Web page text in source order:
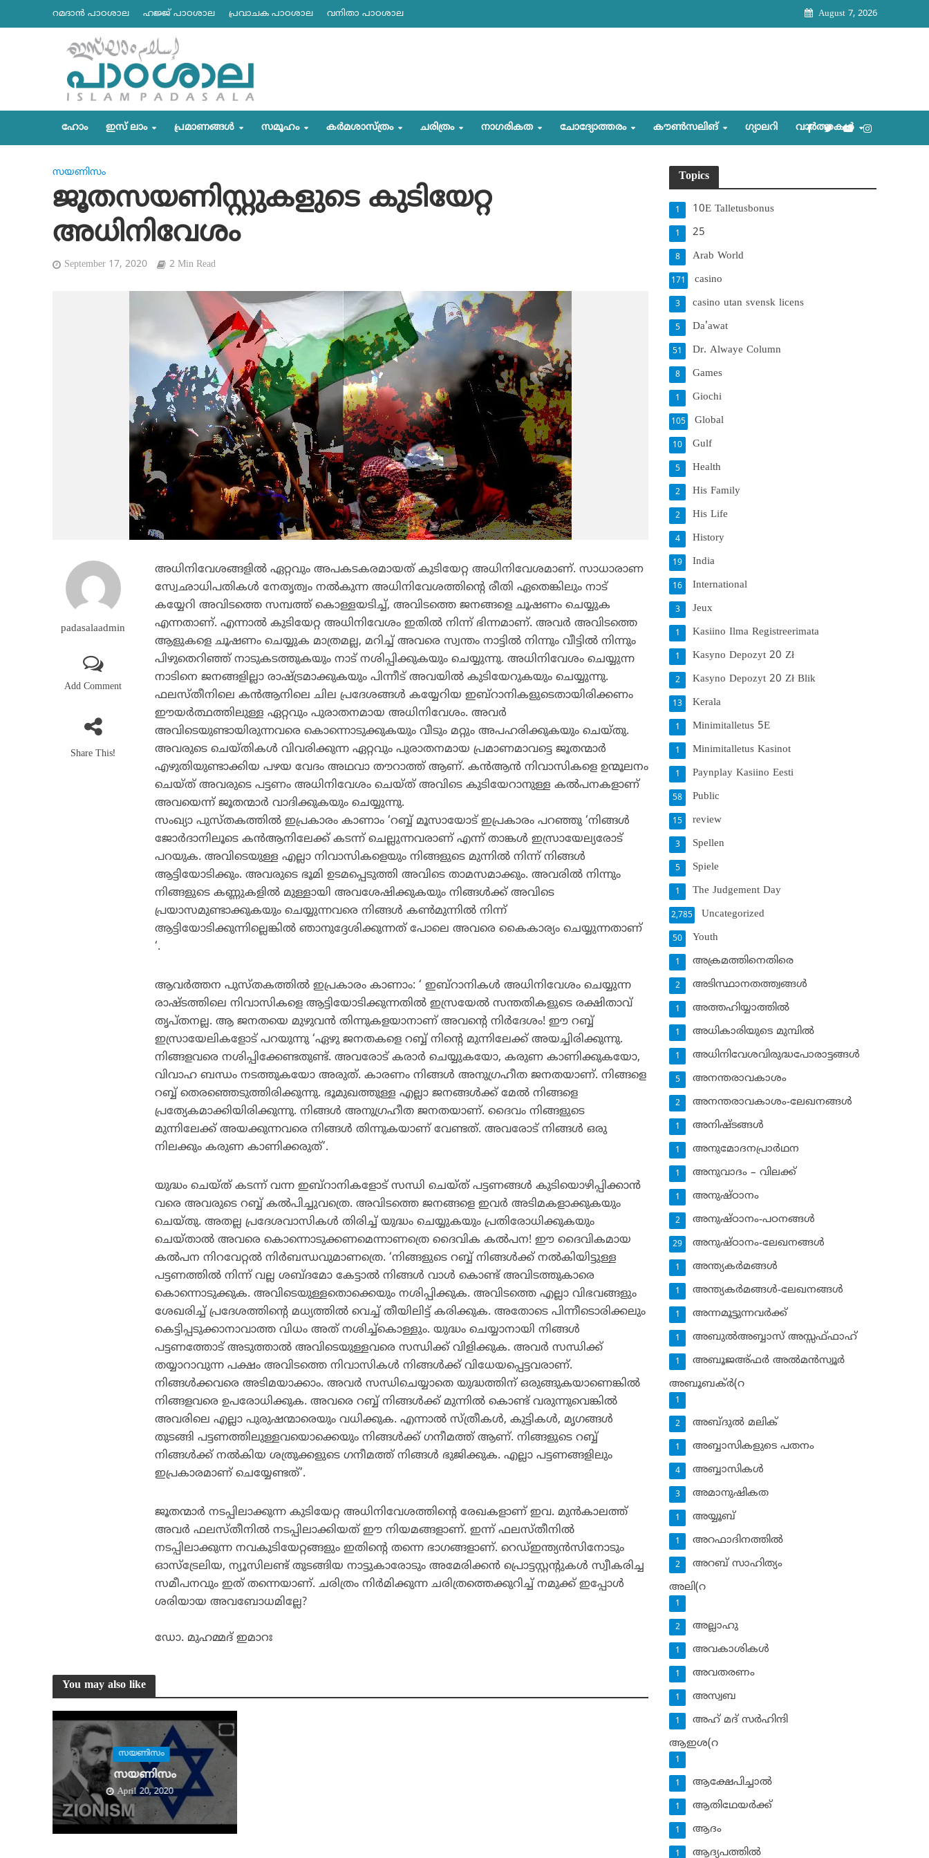
റമദാന്‍ പാഠശാല ഹജ്ജ് പാഠശാല പ്രവാചക പാഠശാല വനിതാ പാഠശാല August 7, 2026
ഹോം ഇസ് ലാം പ്രമാണങ്ങള്‍ സമൂഹം കര്‍മശാസ്ത്രം ചരിത്രം നാഗരികത ചോദ്യോത്തരം കൗണ്‍സലിങ്‌ ഗ്യാലറി വാര്‍ത്തകള്‍
സയണിസം
ജൂതസയണിസ്റ്റുകളുടെ കുടിയേറ്റ
അധിനിവേശം
September 17, 2020 2 Min Read
padasalaadmin
Add Comment
Share This!
അധിനിവേശങ്ങളില്‍ ഏറ്റവും അപകടകരമായത് കുടിയേറ്റ അധിനിവേശമാണ്. സാധാരാണ
സ്വേഛാധിപതികള്‍ നേതൃത്വം നല്‍കുന്ന അധിനിവേശത്തിന്റെ രീതി ഏതെങ്കിലും നാട്
കയ്യേറി അവിടത്തെ സമ്പത്ത് കൊള്ളയടിച്ച്, അവിടത്തെ ജനങ്ങളെ ചൂഷണം ചെയ്യുക
എന്നതാണ്. എന്നാല്‍ കുടിയേറ്റ അധിനിവേശം ഇതില്‍ നിന്ന് ഭിന്നമാണ്. അവര്‍ അവിടത്തെ
ആളുകളെ ചൂഷണം ചെയ്യുക മാത്രമല്ല, മറിച്ച് അവരെ സ്വന്തം നാട്ടില്‍ നിന്നും വീട്ടില്‍ നിന്നും
പിഴുതെറിഞ്ഞ് നാടുകടത്തുകയും നാട് നശിപ്പിക്കുകയും ചെയ്യുന്നു. അധിനിവേശം ചെയ്യുന്ന
നാടിനെ ജനങ്ങളില്ലാ രാഷ്ട്രമാക്കുകയും പിന്നീട് അവയില്‍ കുടിയേറുകയും ചെയ്യുന്നു.
ഫലസ്തീനിലെ കന്‍ആനിലെ ചില പ്രദേശങ്ങള്‍ കയ്യേറിയ ഇബ്‌റാനികളുടെതായിരിക്കണം
ഈയര്‍ത്ഥത്തിലുള്ള ഏറ്റവും പുരാതനമായ അധിനിവേശം. അവര്‍
അവിടെയുണ്ടായിരുന്നവരെ കൊന്നൊടുക്കുകയും വീടും മറ്റും അപഹരിക്കുകയും ചെയ്തു.
അവരുടെ ചെയ്തികള്‍ വിവരിക്കുന്ന ഏറ്റവും പുരാതനമായ പ്രമാണമാവട്ടെ ജൂതന്മാര്‍
എഴുതിയുണ്ടാക്കിയ പഴയ വേദം അഥവാ തൗറാത്ത് ആണ്. കന്‍ആന്‍ നിവാസികളെ ഉന്മൂലനം
ചെയ്ത് അവരുടെ പട്ടണം അധിനിവേശം ചെയ്ത് അവിടെ കുടിയേറാനുള്ള കല്‍പനകളാണ്
അവയെന്ന് ജൂതന്മാര്‍ വാദിക്കുകയും ചെയ്യുന്നു.
സംഖ്യാ പുസ്തകത്തില്‍ ഇപ്രകാരം കാണാം ‘റബ്ബ് മൂസായോട് ഇപ്രകാരം പറഞ്ഞു ‘നിങ്ങള്‍
ജോര്‍ദാനിലൂടെ കന്‍ആനിലേക്ക് കടന്ന് ചെല്ലുന്നവരാണ് എന്ന് താങ്കള്‍ ഇസ്രായേല്യരോട്
പറയുക. അവിടെയുള്ള എല്ലാ നിവാസികളെയും നിങ്ങളുടെ മുന്നില്‍ നിന്ന് നിങ്ങള്‍
ആട്ടിയോടിക്കും. അവരുടെ ഭൂമി ഉടമപ്പെടുത്തി അവിടെ താമസമാക്കും. അവരില്‍ നിന്നും
നിങ്ങളുടെ കണ്ണുകളില്‍ മുള്ളായി അവശേഷിക്കുകയും നിങ്ങള്‍ക്ക് അവിടെ
പ്രയാസമുണ്ടാക്കുകയും ചെയ്യുന്നവരെ നിങ്ങള്‍ കണ്‍മുന്നില്‍ നിന്ന്
ആട്ടിയോടിക്കുന്നില്ലെങ്കില്‍ ഞാനുദ്ദേശിക്കുന്നത് പോലെ അവരെ കൈകാര്യം ചെയ്യുന്നതാണ്
‘.
ആവര്‍ത്തന പുസ്തകത്തില്‍ ഇപ്രകാരം കാണാം: ‘ ഇബ്‌റാനികള്‍ അധിനിവേശം ചെയ്യുന്ന
രാഷ്ടത്തിലെ നിവാസികളെ ആട്ടിയോടിക്കുന്നതില്‍ ഇസ്രയേല്‍ സന്തതികളുടെ രക്ഷിതാവ്
തൃപ്തനല്ല. ആ ജനതയെ മുഴുവന്‍ തിന്നുകളയാനാണ് അവന്റെ നിര്‍ദേശം! ഈ റബ്ബ്
ഇസ്രായേലികളോട് പറയുന്നു ‘ഏഴു ജനതകളെ റബ്ബ് നിന്റെ മുന്നിലേക്ക് അയച്ചിരിക്കുന്നു.
നിങ്ങളവരെ നശിപ്പിക്കേണ്ടതുണ്ട്. അവരോട് കരാര്‍ ചെയ്യുകയോ, കരുണ കാണിക്കുകയോ,
വിവാഹ ബന്ധം നടത്തുകയോ അരുത്. കാരണം നിങ്ങള്‍ അനുഗ്രഹീത ജനതയാണ്. നിങ്ങളെ
റബ്ബ് തെരഞ്ഞെടുത്തിരിക്കുന്നു. ഭൂമുഖത്തുള്ള എല്ലാ ജനങ്ങള്‍ക്ക് മേല്‍ നിങ്ങളെ
പ്രത്യേകമാക്കിയിരിക്കുന്നു. നിങ്ങള്‍ അനുഗ്രഹീത ജനതയാണ്. ദൈവം നിങ്ങളുടെ
മുന്നിലേക്ക് അയക്കുന്നവരെ നിങ്ങള്‍ തിന്നുകയാണ് വേണ്ടത്. അവരോട് നിങ്ങള്‍ ഒരു
നിലക്കും കരുണ കാണിക്കരുത്’.
യുദ്ധം ചെയ്ത് കടന്ന് വന്ന ഇബ്‌റാനികളോട് സന്ധി ചെയ്ത് പട്ടണങ്ങള്‍ കുടിയൊഴിപ്പിക്കാന്‍
വരെ അവരുടെ റബ്ബ് കല്‍പിച്ചുവത്രെ. അവിടത്തെ ജനങ്ങളെ ഇവര്‍ അടിമകളാക്കുകയും
ചെയ്തു. അതല്ല പ്രദേശവാസികള്‍ തിരിച്ച് യുദ്ധം ചെയ്യുകയും പ്രതിരോധിക്കുകയും
ചെയ്താല്‍ അവരെ കൊന്നൊടുക്കണമെന്നാണത്രെ ദൈവിക കല്‍പന! ഈ ദൈവികമായ
കല്‍പന നിറവേറ്റല്‍ നിര്‍ബന്ധവുമാണത്രെ. ‘നിങ്ങളുടെ റബ്ബ് നിങ്ങള്‍ക്ക് നല്‍കിയിട്ടുള്ള
പട്ടണത്തില്‍ നിന്ന് വല്ല ശബ്ദമോ കേട്ടാല്‍ നിങ്ങള്‍ വാള്‍ കൊണ്ട് അവിടത്തുകാരെ
കൊന്നൊടുക്കുക. അവിടെയുള്ളതൊക്കെയും നശിപ്പിക്കുക. അവിടത്തെ എല്ലാ വിഭവങ്ങളും
ശേഖരിച്ച് പ്രദേശത്തിന്റെ മധ്യത്തില്‍ വെച്ച് തീയിലിട്ട് കരിക്കുക. അതോടെ പിന്നീടൊരിക്കലും
കെട്ടിപ്പടുക്കാനാവാത്ത വിധം അത് നശിച്ച്‌കൊള്ളും. യുദ്ധം ചെയ്യാനായി നിങ്ങള്‍
പട്ടണത്തോട് അടുത്താല്‍ അവിടെയുള്ളവരെ സന്ധിക്ക് വിളിക്കുക. അവര്‍ സന്ധിക്ക്
തയ്യാറാവുന്ന പക്ഷം അവിടത്തെ നിവാസികള്‍ നിങ്ങള്‍ക്ക് വിധേയപ്പെട്ടവരാണ്.
നിങ്ങള്‍ക്കവരെ അടിമയാക്കാം. അവര്‍ സന്ധിചെയ്യാതെ യുദ്ധത്തിന് ഒരുങ്ങുകയാണെങ്കില്‍
നിങ്ങളവരെ ഉപരോധിക്കുക. അവരെ റബ്ബ് നിങ്ങള്‍ക്ക് മുന്നില്‍ കൊണ്ട് വരുന്നുവെങ്കില്‍
അവരിലെ എല്ലാ പുരുഷന്മാരെയും വധിക്കുക. എന്നാല്‍ സ്ത്രീകള്‍, കുട്ടികള്‍, മൃഗങ്ങള്‍
തുടങ്ങി പട്ടണത്തിലുള്ളവയൊക്കെയും നിങ്ങള്‍ക്ക് ഗനീമത്ത് ആണ്. നിങ്ങളുടെ റബ്ബ്
നിങ്ങള്‍ക്ക് നല്‍കിയ ശത്രുക്കളുടെ ഗനീമത്ത് നിങ്ങള്‍ ഭുജിക്കുക. എല്ലാ പട്ടണങ്ങളിലും
ഇപ്രകാരമാണ് ചെയ്യേണ്ടത്’.
ജൂതന്മാര്‍ നടപ്പിലാക്കുന്ന കുടിയേറ്റ അധിനിവേശത്തിന്റെ രേഖകളാണ് ഇവ. മുന്‍കാലത്ത്
അവര്‍ ഫലസ്തീനില്‍ നടപ്പിലാക്കിയത് ഈ നിയമങ്ങളാണ്. ഇന്ന് ഫലസ്തീനില്‍
നടപ്പിലാക്കുന്ന നവകുടിയേറ്റങ്ങളും ഇതിന്റെ തന്നെ ഭാഗങ്ങളാണ്. റെഡ്ഇന്ത്യന്‍സിനോടും
ഓസ്‌ട്രേലിയ, ന്യൂസിലണ്ട് തുടങ്ങിയ നാട്ടുകാരോടും അമേരിക്കന്‍ പ്രൊട്ടസ്റ്റന്റുകള്‍ സ്വീകരിച്ച
സമീപനവും ഇത് തന്നെയാണ്. ചരിത്രം നിര്‍മിക്കുന്ന ചരിത്രത്തെക്കുറിച്ച് നമുക്ക് ഇപ്പോള്‍
ശരിയായ അവബോധമില്ലേ?
ഡോ. മുഹമ്മദ് ഇമാറഃ
You may also like
സയണിസം
സയണിസം
April 20, 2020
Topics
10E Talletusbonus
1
25
1
Arab World
8
casino
171
casino utan svensk licens
3
Da'awat
5
Dr. Alwaye Column
51
Games
8
Giochi
1
Global
105
Gulf
10
Health
5
His Family
2
His Life
2
History
4
India
19
International
16
Jeux
3
Kasiino Ilma Registreerimata
1
Kasyno Depozyt 20 Zł
1
Kasyno Depozyt 20 Zł Blik
2
Kerala
13
Minimitalletus 5E
1
Minimitalletus Kasinot
1
Paynplay Kasiino Eesti
1
Public
58
review
15
Spellen
3
Spiele
5
The Judgement Day
1
Uncategorized
2,785
Youth
50
അക്രമത്തിനെതിരെ
1
അടിസ്ഥാനതത്ത്വങ്ങള്‍
2
അത്തഹിയ്യാത്തില്‍
1
അധികാരിയുടെ മുമ്പില്‍
1
അധിനിവേശവിരുദ്ധപോരാട്ടങ്ങള്‍
1
അനന്തരാവകാശം
5
അനന്തരാവകാശം-ലേഖനങ്ങള്‍
2
അനിഷ്ടങ്ങള്‍
1
അനുമോദനപ്രാര്‍ഥന
1
അനുവാദം – വിലക്ക്‌
1
അനുഷ്ഠാനം
1
അനുഷ്ഠാനം-പഠനങ്ങള്‍
2
അനുഷ്ഠാനം-ലേഖനങ്ങള്‍
29
അന്ത്യകര്‍മങ്ങള്‍
1
അന്ത്യകര്‍മങ്ങള്‍-ലേഖനങ്ങള്‍
1
അന്നമൂട്ടുന്നവര്‍ക്ക്
1
അബുല്‍അബ്ബാസ് അസ്സഫ്ഫാഹ്‌
1
അബൂജഅ്ഫര്‍ അല്‍മന്‍സ്വൂര്‍
1
അബൂബക്ര്‍(റ
1
അബ്ദുല്‍ മലിക്‌
2
അബ്ബാസികളുടെ പതനം
1
അബ്ബാസികള്‍
4
അമാനുഷികത
3
അയ്യൂബ്‌
1
അറഫാദിനത്തില്‍
1
അറബ് സാഹിത്യം
2
അലി(റ
1
അല്ലാഹു
2
അവകാശികള്‍
1
അവതരണം
1
അസ്വബ
1
അഹ് മദ് സര്‍ഹിന്ദി
1
ആഇശ(റ
1
ആക്ഷേപിച്ചാല്‍
1
ആതിഥേയര്‍ക്ക്
1
ആദം
1
ആദ്യപത്തില്‍
1